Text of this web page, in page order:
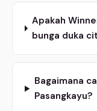
Apakah
bunga duka
Bagaimana
Pasangkayu?